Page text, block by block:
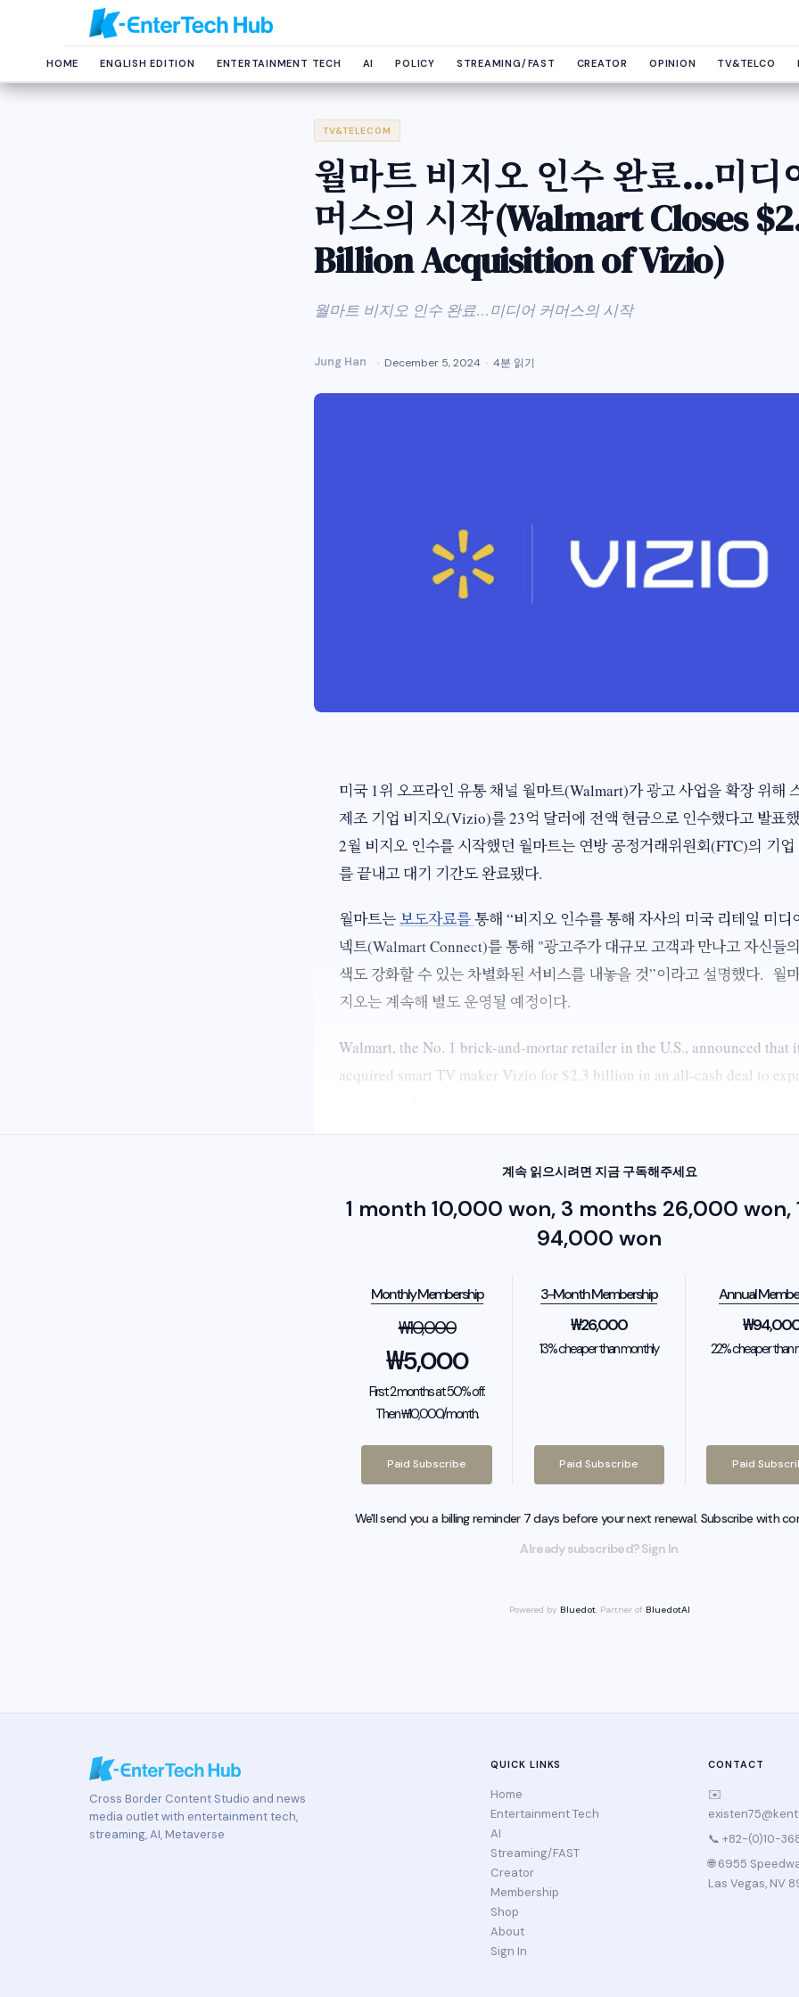
HOME ENGLISH EDITION ENTERTAINMENT TECH AI POLICY STREAMING/FAST CREATOR OPINION TV&TELCO
TV&TELECOM
월마트 비지오 인수 완료…미디
머스의 시작(Walmart Closes
Billion Acquisition of Vizio)
월마트 비지오 인수 완료…미디어 커머스의 시작
Jung Han December 5, 2024 4분 읽기
미국 1위 오프라인 유통 채널 월마트(Walmart)가 광고 사업을 확장 위해
제조 기업 비지오(Vizio)를 23억 달러에 전액 현금으로 인수했다고 발표
2월 비지오 인수를 시작했던 월마트는 연방 공정거래위원회(FTC)의 기업
를 끝내고 대기 기간도 완료됐다.
월마트는보도자료를통해 “비지오 인수를 통해 자사의 미국 리테일 미디
넥트(Walmart Connect)를 통해 "광고주가 대규모 고객과 만나고 자신들
색도 강화할 수 있는 차별화된 서비스를 내놓을 것”이라고 설명했다. 월
지오는 계속해 별도 운영될 예정이다.
Walmart, the No. 1 brick-and-mortar retailer in the U.S., announced that
acquired smart TV maker Vizio for $2.3 billion in an all-cash deal to
계속 읽으시려면 지금 구독해주세요
1 month 10,000 won, 3 months 26,000 won,
94,000 won
Monthly Membership
₩10,000
₩5,000
First 2 months at 50% off.
Then ₩10,000/month.
Paid Subscribe
3-Month Membership
₩26,000
13% cheaper than monthly
Paid Subscribe
Annual
₩
22% cheaper than
Paid
We'll send you a billing reminder 7 days before your next renewal. Subscribe with
Already subscribed? Sign In
Powered by Bluedot, Partner of BluedotAI
Cross Border Content Studio and news
media outlet with entertainment tech,
streaming, AI, Metaverse
QUICK LINKS
Home
Entertainment Tech
AI
Streaming/FAST
Creator
Membership
Shop
About
Sign In
CONTACT
✉️
📞 +82-(0)10-
🌐 6955
Las Vegas, NV